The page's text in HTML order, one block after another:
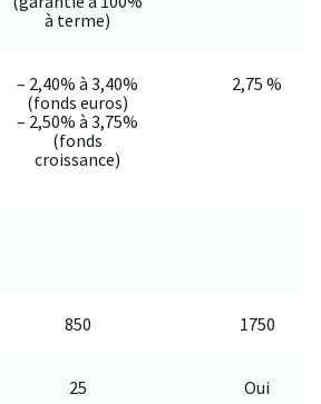
à terme)
– 2,40% à 3,40%
(fonds euros)
– 2,50% à 3,75%
(fonds
croissance)
2,75 %
850 1750
25 Oui